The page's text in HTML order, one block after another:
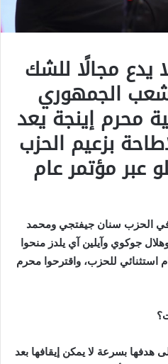
يدع مجالًا للشك
الجمهوري
محرم إينجة يعد
بزعيم الحزب
عبر مؤتمر عام
في الحزب سنان جيفتجي ومحمد
جوكوي وآيلين آي يلدز منحوا
استثنائي للحزب، واقترحوا محرم
بسرعة لا يمكن إيقافها بعد